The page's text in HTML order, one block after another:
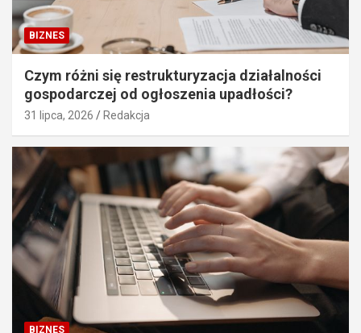
BIZNES
Czym różni się restrukturyzacja działalności
gospodarczej od ogłoszenia upadłości?
31 lipca, 2026 Redakcja
BIZNES